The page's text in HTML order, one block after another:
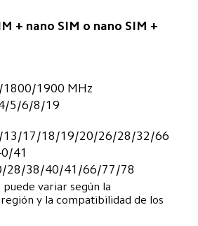
+ nano SIM o nano SIM +
1800/1900 MHz
5/6/8/19
17/18/19/20/26/28/32/66
41
28/38/40/41/66/77/78
variar según la
y la compatibilidad de los